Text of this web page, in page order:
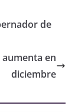
de
en
diciembre